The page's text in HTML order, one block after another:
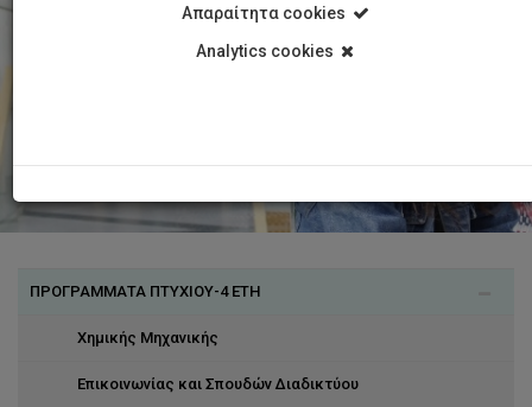
ΠΡΟΓΡΑΜΜΑΤΑ ΠΤΥΧΙΟΥ-4 ΕΤΗ
Χημικής Μηχανικής
Επικοινωνίας και Σπουδών Διαδικτύου
Απαραίτητα cookies
Analytics cookies